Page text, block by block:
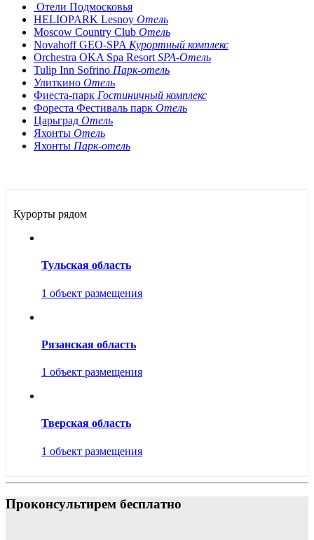
Отели Подмосковья
HELIOPARK Lesnoy Отель
Moscow Country Club Отель
Novahoff GEO-SPA Курортный комплекс
Orchestra OKA Spa Resort SPA-Отель
Tulip Inn Sofrino Парк-отель
Улиткино Отель
Фиеста-парк Гостиничный комплекс
Фореста Фестиваль парк Отель
Царьград Отель
Яхонты Отель
Яхонты Парк-отель
Курорты рядом
Тульская область
1 объект размещения
Рязанская область
1 объект размещения
Тверская область
1 объект размещения
Проконсультирем бесплатно